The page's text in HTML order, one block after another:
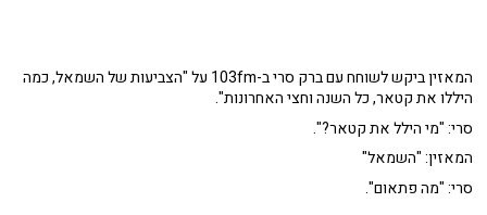
המאזין ביקש לשוחח עם ברק סרי ב-103fm על "הצביעות של השמאל, כמה
היללו את קטאר, כל השנה וחצי האחרונות".
סרי: "מי הילל את קטאר?".
המאזין: "השמאל"
סרי: "מה פתאום".